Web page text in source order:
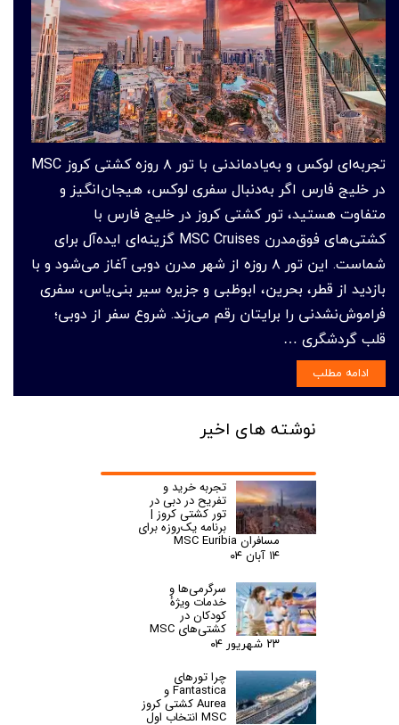
تجربه‌ای لوکس و به‌یادماندنی با تور ۸ روزه کشتی کروز MSC
در خلیج فارس اگر به‌دنبال سفری لوکس، هیجان‌انگیز و
متفاوت هستید، تور کشتی کروز در خلیج فارس با
کشتی‌های فوق‌مدرن MSC Cruises گزینه‌ای ایده‌آل برای
شماست. این تور ۸ روزه از شهر مدرن دوبی آغاز می‌شود و با
بازدید از قطر، بحرین، ابوظبی و جزیره سیر بنی‌یاس، سفری
فراموش‌نشدنی را برایتان رقم می‌زند. شروع سفر از دوبی؛
قلب گردشگری …
ادامه مطلب
نوشته های اخیر
تجربه خرید و
تفریح در دبی در
تور کشتی کروز |
برنامه یک‌روزه برای
مسافران MSC Euribia
۱۴ آبان ۰۴
سرگرمی‌ها و
خدمات ویژهٔ
کودکان در
کشتی‌های MSC
۲۳ شهریور ۰۴
چرا تورهای
Fantastica و
Aurea کشتی کروز
MSC انتخاب اول